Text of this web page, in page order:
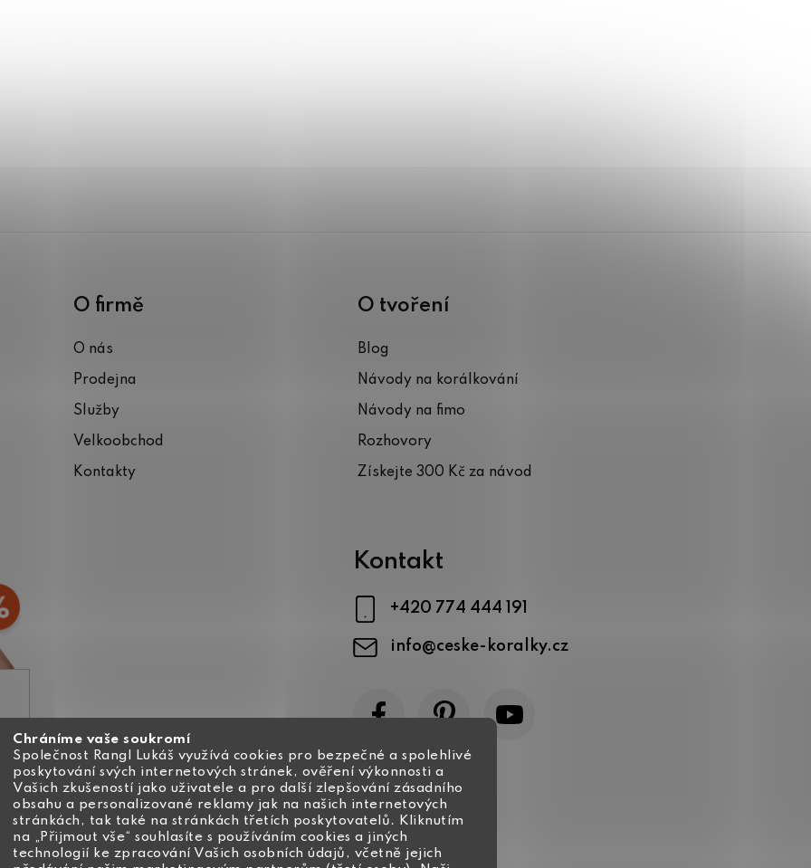
Chráníme vaše soukromí
Společnost Rangl Lukáš využívá cookies pro bezpečné a spolehlivé
poskytování svých internetových stránek, ověření výkonnosti a
Vašich zkušeností jako uživatele a pro další zlepšování zásadního
obsahu a personalizované reklamy jak na našich internetových
stránkách, tak také na stránkách třetích poskytovatelů. Kliknutím
na „Přijmout vše“ souhlasíte s používáním cookies a jiných
technologií ke zpracování Vašich osobních údajů, včetně jejich
O firmě
O nás
Prodejna
Služby
Velkoobchod
Kontakty
O tvoření
Blog
Návody na korálkování
Návody na fimo
Rozhovory
Získejte 300 Kč za návod
Kontakt
info@ceske-koralky.cz
+420 774 444 191